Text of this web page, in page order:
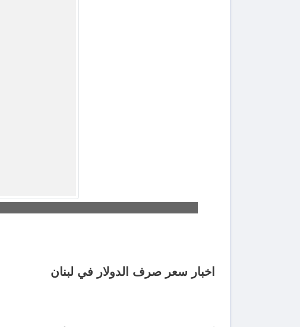
اخبار سعر صرف الدولار في لبنان